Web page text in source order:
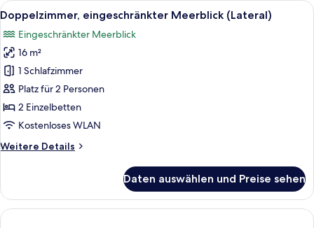
Alle
Fotos
für
Doppelzimmer,
eingeschränkter
Meerblick
(Lateral)
anzeigen
Ein modernes Hotelzimmer mit
5
Doppelzimmer, eingeschränkter Meerblick (Lateral)
Eingeschränkter Meerblick
16 m²
1 Schlafzimmer
Platz für 2 Personen
2 Einzelbetten
Kostenloses WLAN
Weitere Details
Weitere
eingeschränkter
Meerblick
(Lateral)
Daten auswählen und Preise sehen